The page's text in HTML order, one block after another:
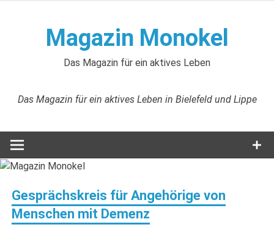
Magazin Monokel
Das Magazin für ein aktives Leben
Das Magazin für ein aktives Leben in Bielefeld und Lippe
Gesprächskreis für Angehörige von
Menschen mit Demenz